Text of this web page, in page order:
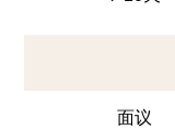
面议